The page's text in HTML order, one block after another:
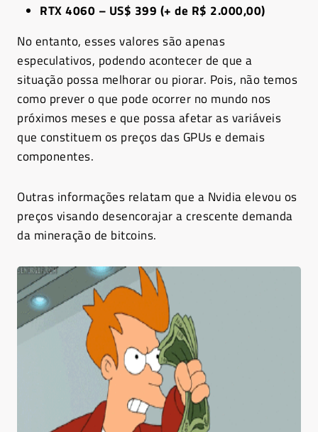
RTX 4060 – US$ 399 (+ de R$ 2.000,00)
No entanto, esses valores são apenas
especulativos, podendo acontecer de que a
situação possa melhorar ou piorar. Pois, não temos
como prever o que pode ocorrer no mundo nos
próximos meses e que possa afetar as variáveis
que constituem os preços das GPUs e demais
componentes.
Outras informações relatam que a Nvidia elevou os
preços visando desencorajar a crescente demanda
da mineração de bitcoins.